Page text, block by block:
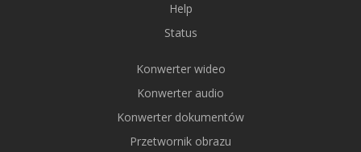
Help
Status
Konwerter wideo
Konwerter audio
Konwerter dokumentów
Przetwornik obrazu